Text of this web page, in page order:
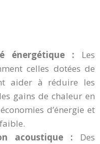
énergétique : Les
celles dotées de
aider à réduire les
gains de chaleur en
d’énergie et
acoustique : Des